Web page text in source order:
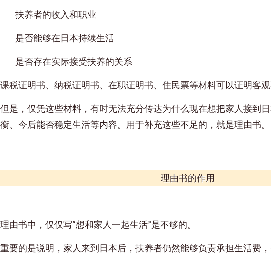
扶养者的收入和职业
是否能够在日本持续生活
是否存在实际接受扶养的关系
课税证明书、纳税证明书、在职证明书、住民票等材料可以证明客观
但是，仅凭这些材料，有时无法充分传达为什么现在想把家人接到
衡、今后能否稳定生活等内容。用于补充这些不足的，就是理由书。
理由书的作用
理由书中，仅仅写“想和家人一起生活”是不够的。
重要的是说明，家人来到日本后，扶养者仍然能够负责承担生活费，